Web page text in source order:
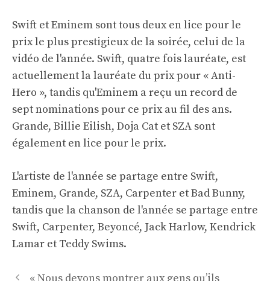
Swift et Eminem sont tous deux en lice pour le
prix le plus prestigieux de la soirée, celui de la
vidéo de l'année. Swift, quatre fois lauréate, est
actuellement la lauréate du prix pour « Anti-
Hero », tandis qu'Eminem a reçu un record de
sept nominations pour ce prix au fil des ans.
Grande, Billie Eilish, Doja Cat et SZA sont
également en lice pour le prix.
L'artiste de l'année se partage entre Swift,
Eminem, Grande, SZA, Carpenter et Bad Bunny,
tandis que la chanson de l'année se partage entre
Swift, Carpenter, Beyoncé, Jack Harlow, Kendrick
Lamar et Teddy Swims.
Navigation
« Nous devons montrer aux gens qu’ils